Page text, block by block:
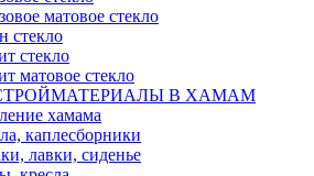
матовое стекло
стекло
стекло
матовое стекло
В ХАМАМ
хамама
каплесборники
лавки, сиденье